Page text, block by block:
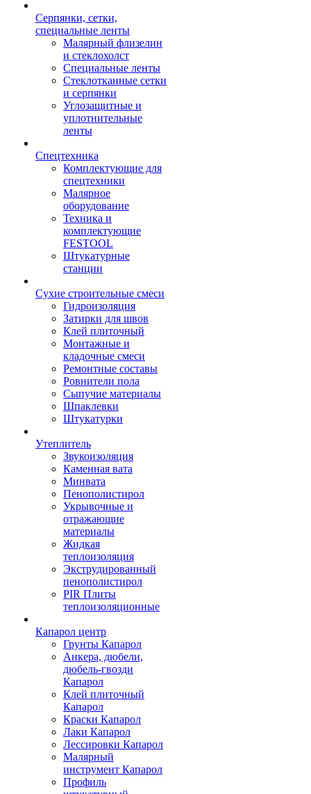
Серпянки, сетки,
специальные ленты
Малярный флизелин
и стеклохолст
Специальные ленты
Стеклотканные сетки
и серпянки
Углозащитные и
уплотнительные
ленты
Спецтехника
Комплектующие для
спецтехники
Малярное
оборудование
Техника и
комплектующие
FESTOOL
Штукатурные
станции
Сухие строительные смеси
Гидроизоляция
Затирки для швов
Клей плиточный
Монтажные и
кладочные смеси
Ремонтные составы
Ровнители пола
Сыпучие материалы
Шпаклевки
Штукатурки
Утеплитель
Звукоизоляция
Каменная вата
Минвата
Пенополистирол
Укрывочные и
отражающие
материалы
Жидкая
теплоизоляция
Экструдированный
пенополистирол
PIR Плиты
теплоизоляционные
Капарол центр
Грунты Капарол
Анкера, дюбели,
дюбель-гвозди
Капарол
Клей плиточный
Капарол
Краски Капарол
Лаки Капарол
Лессировки Капарол
Малярный
инструмент Капарол
Профиль